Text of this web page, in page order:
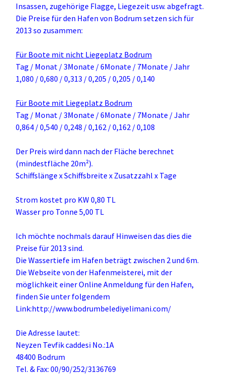
Insassen, zugehörige Flagge, Liegezeit usw. abgefragt.
Die Preise für den Hafen von Bodrum setzen sich für
2013 so zusammen:
Für Boote mit nicht Liegeplatz Bodrum
Tag / Monat / 3Monate / 6Monate / 7Monate / Jahr
1,080 / 0,680 / 0,313 / 0,205 / 0,205 / 0,140
Für Boote mit Liegeplatz Bodrum
Tag / Monat / 3Monate / 6Monate / 7Monate / Jahr
0,864 / 0,540 / 0,248 / 0,162 / 0,162 / 0,108
Der Preis wird dann nach der Fläche berechnet
(mindestfläche 20m²).
Schiffslänge x Schiffsbreite x Zusatzzahl x Tage
Strom kostet pro KW 0,80 TL
Wasser pro Tonne 5,00 TL
Ich möchte nochmals darauf Hinweisen das dies die
Preise für 2013 sind.
Die Wassertiefe im Hafen beträgt zwischen 2 und 6m.
Die Webseite von der Hafenmeisterei, mit der
möglichkeit einer Online Anmeldung für den Hafen,
finden Sie unter folgendem
Link:http://www.bodrumbelediyelimani.com/
Die Adresse lautet:
Neyzen Tevfik caddesi No.:1A
48400 Bodrum
Tel. & Fax: 00/90/252/3136769